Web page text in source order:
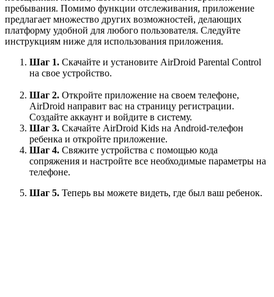
пребывания. Помимо функции отслеживания, приложение
предлагает множество других возможностей, делающих
платформу удобной для любого пользователя. Следуйте
инструкциям ниже для использования приложения.
Шаг 1. Скачайте и установите AirDroid Parental Control
на свое устройство.
Шаг 2. Откройте приложение на своем телефоне,
AirDroid направит вас на страницу регистрации.
Создайте аккаунт и войдите в систему.
Шаг 3. Скачайте AirDroid Kids на Android-телефон
ребенка и откройте приложение.
Шаг 4. Свяжите устройства с помощью кода
сопряжения и настройте все необходимые параметры на
телефоне.
Шаг 5. Теперь вы можете видеть, где был ваш ребенок.